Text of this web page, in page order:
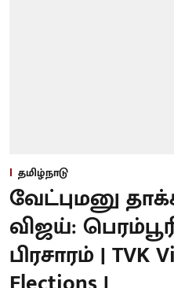
தமிழ்நாடு
வேட்புமனு
விஜய்:
பிரசாரம் | TVK